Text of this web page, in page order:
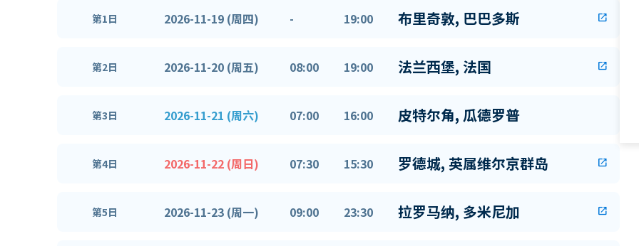
第1日 2026-11-19 (周四) - 19:00 布里奇敦, 巴巴多斯 open_in_new
第2日 2026-11-20 (周五) 08:00 19:00 法兰西堡, 法国 open_in_new
第3日 2026-11-21 (周六) 07:00 16:00 皮特尔角, 瓜德罗普
第4日 2026-11-22 (周日) 07:30 15:30 罗德城, 英属维尔京群岛 open_in_new
第5日 2026-11-23 (周一) 09:00 23:30 拉罗马纳, 多米尼加 open_in_new